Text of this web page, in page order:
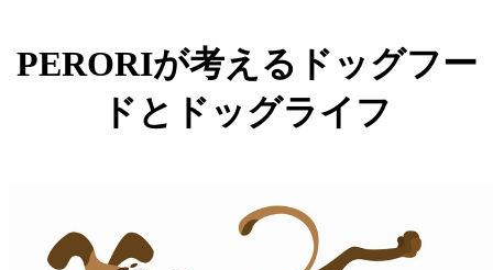
PERORIが考えるドッグフー
ドとドッグライフ